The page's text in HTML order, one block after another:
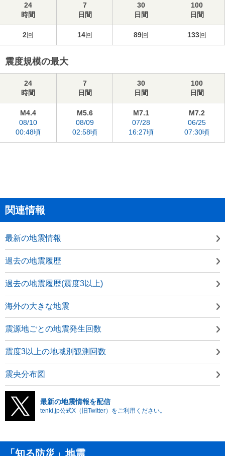
24
時間
7
日間
30
日間
100
日間
2回 14回 89回 133回
震度規模の最大
24
時間
7
日間
30
日間
100
日間
M4.4
08/10
00:48頃
M5.6
08/09
02:58頃
M7.1
07/28
16:27頃
M7.2
06/25
07:30頃
関連情報
最新の地震情報
過去の地震履歴
過去の地震履歴(震度3以上)
海外の大きな地震
震源地ごとの地震発生回数
震度3以上の地域別観測回数
震央分布図
最新の地震情報を配信
tenki.jp公式X（旧Twitter）をご利用ください。
「知る防災」地震